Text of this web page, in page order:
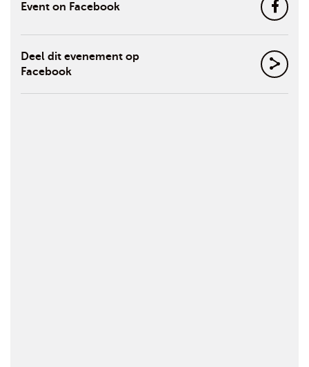
Event on Facebook
Deel dit evenement op
Facebook